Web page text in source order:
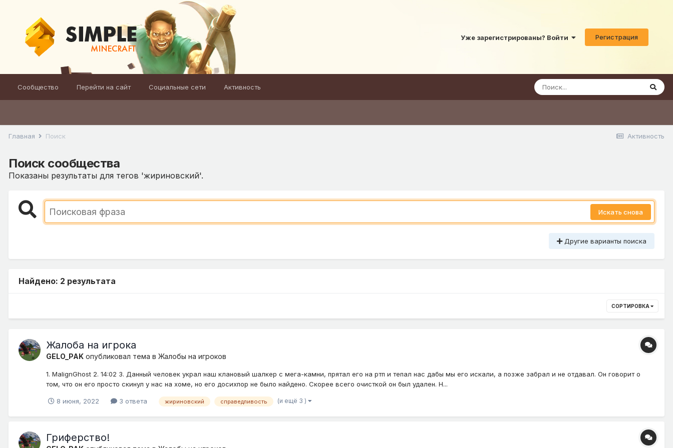
Уже зарегистрированы? Войти Регистрация
Сообщество Перейти на сайт Социальные сети Активность
Активность
Главная Поиск
Поиск сообщества
Показаны результаты для тегов 'жириновский'.
Искать снова
Другие варианты поиска
Найдено: 2 результата
СОРТИРОВКА
Жалоба на игрока
GELO_PAK опубликовал тема в Жалобы на игроков
1. MalignGhost 2. 14:02 3. Данный человек украл наш клановый шалкер с мега-камни, прятал его на ртп и тепал нас дабы мы его искали, а позже забрал и не отдавал. Он говорит о
том, что он его просто скинул у нас на хоме, но его досихпор не было найдено. Скорее всего очисткой он был удален. Н...
8 июня, 2022 3 ответа жириновский справедливость (и ещё 3 )
Гриферство!